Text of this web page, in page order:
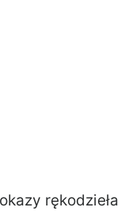
rękodzieła